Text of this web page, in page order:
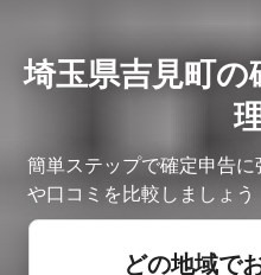
埼玉県吉見町
簡単ステップで確定申告
や口コミを比較しましょう
どの地域で